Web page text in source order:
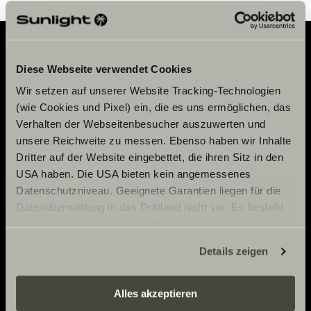
Diese Webseite verwendet Cookies
Wir setzen auf unserer Website Tracking-Technologien
(wie Cookies und Pixel) ein, die es uns ermöglichen, das
Verhalten der Webseitenbesucher auszuwerten und
unsere Reichweite zu messen. Ebenso haben wir Inhalte
Dritter auf der Website eingebettet, die ihren Sitz in den
USA haben. Die USA bieten kein angemessenes
Datenschutzniveau. Geeignete Garantien liegen für die
Datenübermittlung in das Drittland nicht vor. Es besteht
zustehen. Eingesetzte Dienstleister können Daten für
eigene Zwecke verarbeiten und mit anderen Daten
zusammenführen. Weitere Informationen finden Sie hier:
Datenschutzerklärung
Details zeigen
Alles akzeptieren
Vänligen acceptera
marknadsföringscookies
för att se innehållet.
Cookie-
Adventure
Now.
KONTAKT
Sunlight GmbH
Ölmühlestraße 6
88299 Leutkirch
KUNDSERVICE
service@service.sunlight.de
VERKSTAD
Händelsekalender